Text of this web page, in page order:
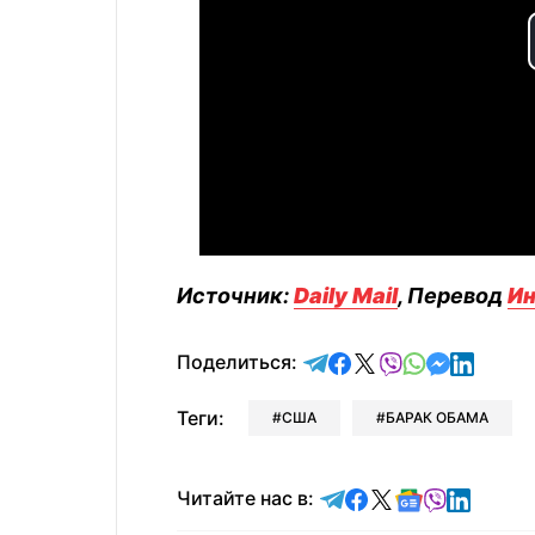
Источник:Daily Mail, Перевод
Поделиться: отправить в Telegram
поделиться в
поделиться в X
отправить в
отправить
Теги: США БАРАК ОБАМА
Читайте нас в: Читайте в Telegram
Читайте в
Читайте в X
Читайте в
Читайте